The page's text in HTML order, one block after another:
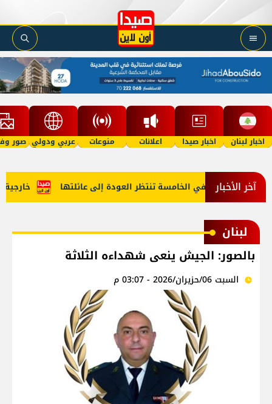
اخبار لبنان اخبار صيدا اعلانات منوعات عربي ودولي صور
آخر الأخبار خارجية طفلة في الخامسة تنتظر العودة إلى عائلتها
لبنان
بالصور: الجيش ينعى شهداءه الثلاثة
السبت 06/حزيران/2026 - 03:07 م